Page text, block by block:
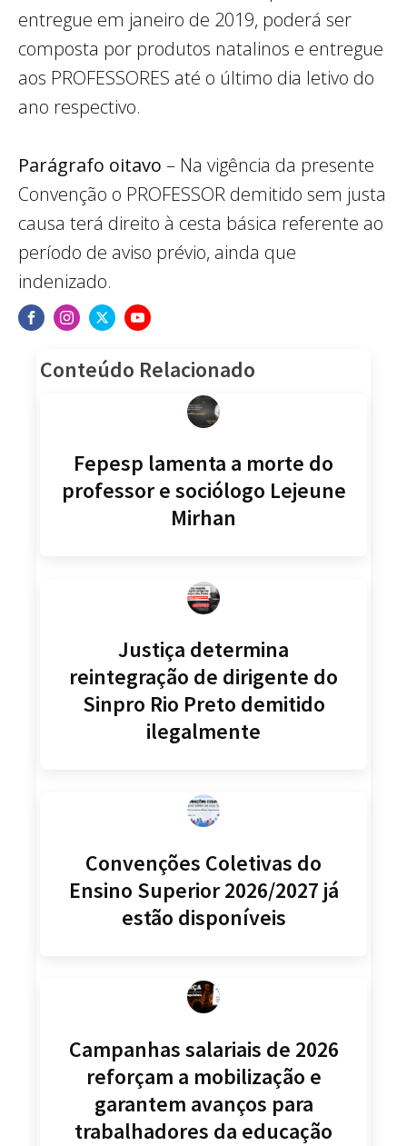
entregue em janeiro de 2019, poderá ser
composta por produtos natalinos e entregue
aos PROFESSORES até o último dia letivo do
ano respectivo.
Parágrafo oitavo – Na vigência da presente
Convenção o PROFESSOR demitido sem justa
causa terá direito à cesta básica referente ao
período de aviso prévio, ainda que
indenizado.
Conteúdo Relacionado
Fepesp lamenta a morte do
professor e sociólogo Lejeune
Mirhan
Justiça determina
reintegração de dirigente do
Sinpro Rio Preto demitido
ilegalmente
Convenções Coletivas do
Ensino Superior 2026/2027 já
estão disponíveis
Campanhas salariais de 2026
reforçam a mobilização e
garantem avanços para
trabalhadores da educação